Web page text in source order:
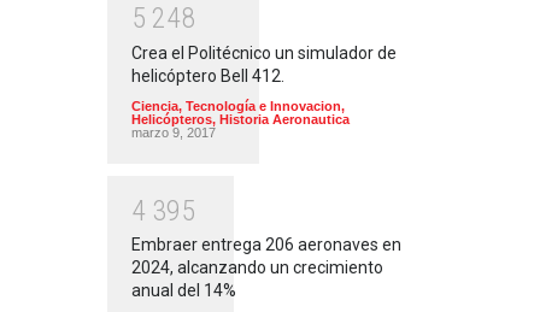
5 248
Crea el Politécnico un simulador de
helicóptero Bell 412.
Ciencia, Tecnología e Innovacion,
Helicópteros, Historia Aeronautica
marzo 9, 2017
4 395
Embraer entrega 206 aeronaves en
2024, alcanzando un crecimiento
anual del 14%